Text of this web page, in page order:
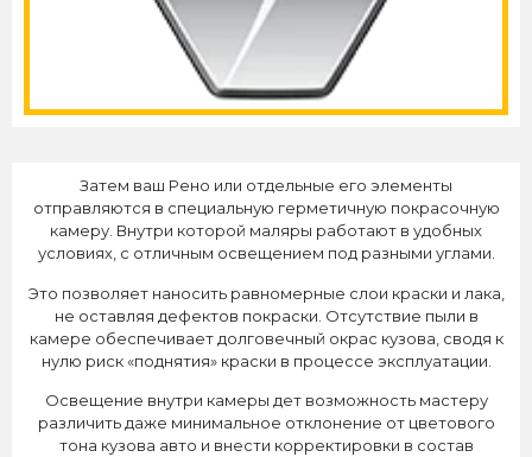
Затем ваш Рено или отдельные его элементы
отправляются в специальную герметичную покрасочную
камеру. Внутри которой маляры работают в удобных
условиях, с отличным освещением под разными углами.
Это позволяет наносить равномерные слои краски и лака,
не оставляя дефектов покраски. Отсутствие пыли в
камере обеспечивает долговечный окрас кузова, сводя к
нулю риск «поднятия» краски в процессе эксплуатации.
Освещение внутри камеры дет возможность мастеру
различить даже минимальное отклонение от цветового
тона кузова авто и внести корректировки в состав